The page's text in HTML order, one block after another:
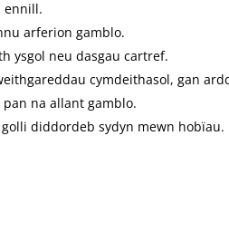
ennill.
arferion gamblo.
ysgol neu dasgau cartref.
cymdeithasol, gan
pan na allant gamblo.
diddordeb sydyn mewn hobïau.